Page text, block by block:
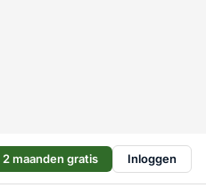
2 maanden gratis Inloggen